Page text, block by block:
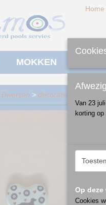
Home
MOKKEN
Diversen > decoratie
Afwezig
Van 23
korting
Op
Cookies